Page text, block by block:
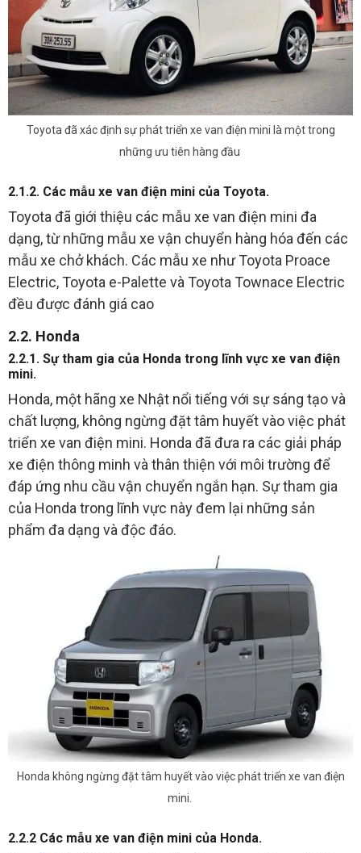
Toyota đã xác định sự phát triển xe van điện mini là một trong
những ưu tiên hàng đầu
2.1.2. Các mẫu xe van điện mini của Toyota.
Toyota đã giới thiệu các mẫu xe van điện mini đa
dạng, từ những mẫu xe vận chuyển hàng hóa đến các
mẫu xe chở khách. Các mẫu xe như Toyota Proace
Electric, Toyota e-Palette và Toyota Townace Electric
đều được đánh giá cao
2.2. Honda
2.2.1. Sự tham gia của Honda trong lĩnh vực xe van điện
mini.
Honda, một hãng xe Nhật nổi tiếng với sự sáng tạo và
chất lượng, không ngừng đặt tâm huyết vào việc phát
triển xe van điện mini. Honda đã đưa ra các giải pháp
xe điện thông minh và thân thiện với môi trường để
đáp ứng nhu cầu vận chuyển ngắn hạn. Sự tham gia
của Honda trong lĩnh vực này đem lại những sản
phẩm đa dạng và độc đáo.
Honda không ngừng đặt tâm huyết vào việc phát triển xe van điện
mini.
2.2.2 Các mẫu xe van điện mini của Honda.